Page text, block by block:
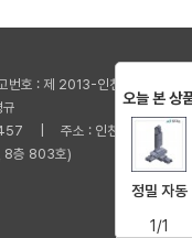
호 : 제 2013-인천부평-001
| 주소 : 인천광역시 부
8층 803호)
오늘 본 상
정밀 자동
1/1